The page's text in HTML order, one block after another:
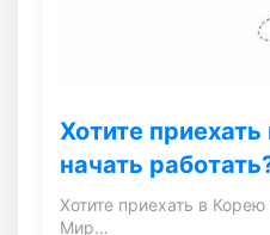
Хотите
начать
Хотите приехать в
Мир…